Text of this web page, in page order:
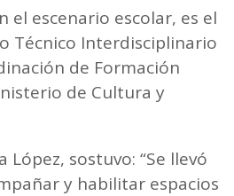
el escenario escolar, es el
Técnico Interdisciplinario
de Formación
de Cultura y
sostuvo: “Se llevó
y habilitar espacios